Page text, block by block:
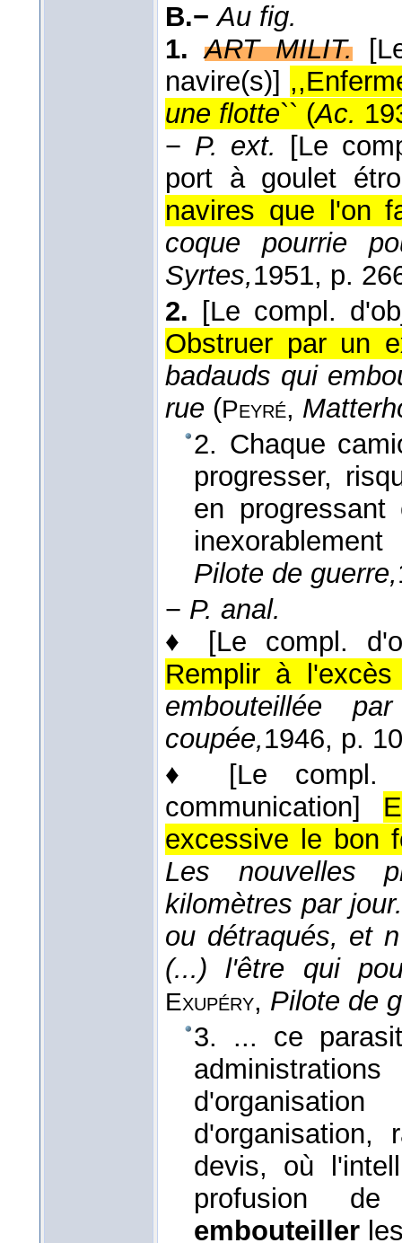
B.− Au fig.
1. ART MILIT.
navire(s)]
une flotte`` (Ac.
− P. ext.
[Le
port à goulet
navires que l'on
coque pourrie
Syrtes,1951, p.
2. [Le compl.
Obstruer par un
badauds qui
rue (Peyré,
2. Chaque
progresser,
en
Pilote de guerre,
− P. anal.
♦
[Le compl.
Remplir à
embouteillée
coupée,1946, p.
♦
[Le
communication]
excessive le bon
Les nouvelles
kilomètres par
ou détraqués, et
(...) l'être qui
Exupéry, Pilote de
3. ... ce
d'organisation,
devis, où
profusion
embouteiller